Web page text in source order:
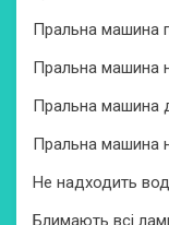
Пральна машина
Пральна машина
Пральна машина
Пральна машина
Не надходить
Блимають всі